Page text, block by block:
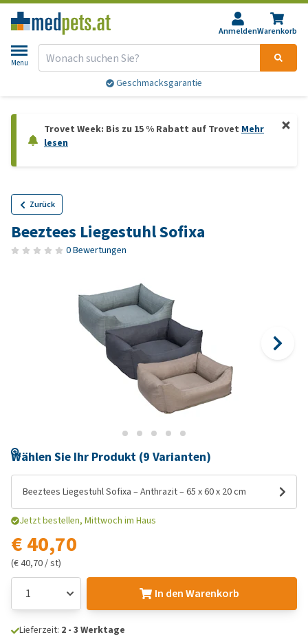
AnmeldenWarenkorb
Menu
Geschmacksgarantie
Trovet Week: Bis zu 15 % Rabatt auf Trovet Mehr
lesen
Zurück
Beeztees Liegestuhl Sofixa
0 Bewertungen
Wählen Sie Ihr Produkt (9 Varianten)
Beeztees Liegestuhl Sofixa – Anthrazit – 65 x 60 x 20 cm
Jetzt bestellen, Mittwoch im Haus
€ 40,70
(€ 40,70 / st)
In den Warenkorb
Lieferzeit: 2 - 3 Werktage